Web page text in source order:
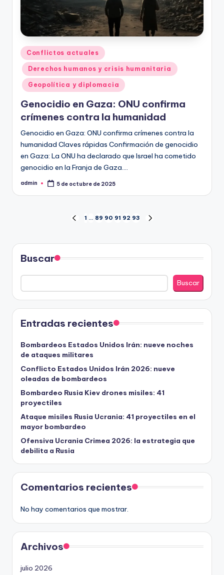
Publicado
en
Conflictos actuales
Derechos humanos y crisis humanitaria
Geopolítica y diplomacia
Genocidio en Gaza: ONU confirma
crímenes contra la humanidad
Genocidio en Gaza: ONU confirma crímenes contra la
humanidad Claves rápidas Confirmación de genocidio
en Gaza: La ONU ha declarado que Israel ha cometido
genocidio en la Franja de Gaza.…
Publicado
admin 5 de octubre de 2025
Paginación
de
entradas
PÁGINA
1 … 89 90 91 92 93
Buscar
Buscar
Entradas recientes
Bombardeos Estados Unidos Irán: nueve noches
de ataques militares
Conflicto Estados Unidos Irán 2026: nueve
oleadas de bombardeos
Bombardeo Rusia Kiev drones misiles: 41
proyectiles
Ataque misiles Rusia Ucrania: 41 proyectiles en el
mayor bombardeo
Ofensiva Ucrania Crimea 2026: la estrategia que
debilita a Rusia
Comentarios recientes
No hay comentarios que mostrar.
Archivos
julio 2026